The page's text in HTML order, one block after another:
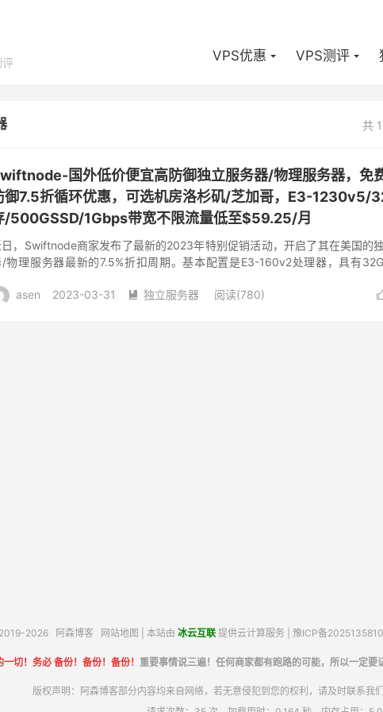
评
VPS优惠 VPS测评
共
国外低价便宜高防御独立服务器/物理服务器，免
御7.5折循环优惠，可选机房洛杉矶/芝加哥，E3-1230v5/
/500GSSD/1Gbps带宽不限流量低至$59.25/月
，Swiftnode商家发布了最新的2023年特别促销活动，开启了其在美国的
物理服务器最新的7.5%折扣周期。基本配置是E3-160v2处理器，具有
asen 2023-03-31  独立服务器 阅读(780)
2026 阿森博客 网站地图 | 本站由 冰云互联 提供云计算服务 | 豫ICP备
切！务必 备份！备份！备份！ 重要事情说三遍！任何商家都有跑路的可能，所以一定
版权声明：阿森博客部分内容均来自网络，若无意侵犯到您的权利，请及时联系我